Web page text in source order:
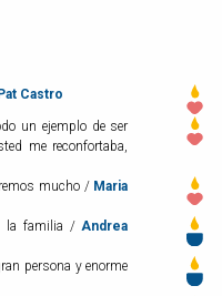
Pat Castro
un ejemplo de ser
me reconfortaba,
mucho / Maria
la familia / Andrea
persona y enorme